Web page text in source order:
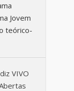
Jovem
teórico-
VIVO